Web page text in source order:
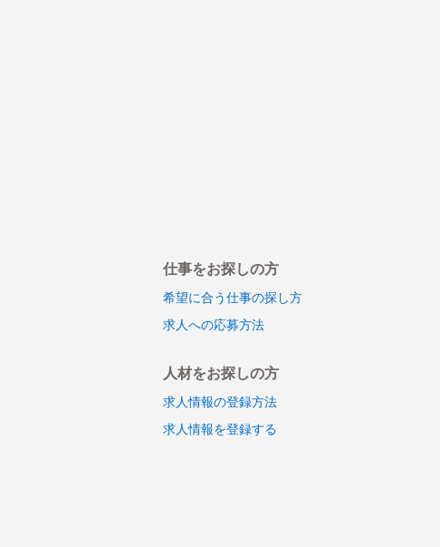
仕事をお探しの方
希望に合う仕事の探し方
求人への応募方法
人材をお探しの方
求人情報の登録方法
求人情報を登録する